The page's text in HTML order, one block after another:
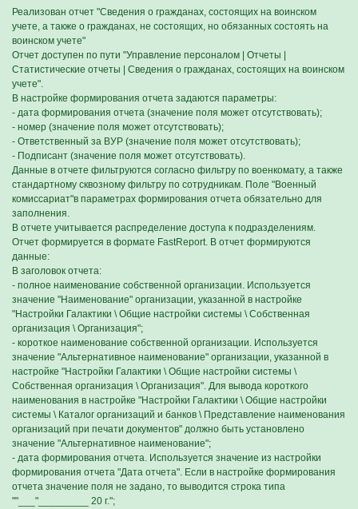
Реализован отчет "Сведения о гражданах, состоящих на воинском
учете, а также о гражданах, не состоящих, но обязанных состоять на
воинском учете"
Отчет доступен по пути "Управление персоналом | Отчеты |
Статистические отчеты | Сведения о гражданах, состоящих на воинском
учете".
В настройке формирования отчета задаются параметры:
- дата формирования отчета (значение поля может отсутствовать);
- номер (значение поля может отсутствовать);
- Ответственный за ВУР (значение поля может отсутствовать);
- Подписант (значение поля может отсутствовать).
Данные в отчете фильтруются согласно фильтру по военкомату, а также
стандартному сквозному фильтру по сотрудникам. Поле "Военный
комиссариат"в параметрах формирования отчета обязательно для
заполнения.
В отчете учитывается распределение доступа к подразделениям.
Отчет формируется в формате FastReport. В отчет формируются
данные:
В заголовок отчета:
- полное наименование собственной организации. Используется
значение "Наименование" организации, указанной в настройке
"Настройки Галактики \ Общие настройки системы \ Собственная
организация \ Организация";
- короткое наименование собственной организации. Используется
значение "Альтернативное наименование" организации, указанной в
настройке "Настройки Галактики \ Общие настройки системы \
Собственная организация \ Организация". Для вывода короткого
наименования в настройке "Настройки Галактики \ Общие настройки
системы \ Каталог организаций и банков \ Представление наименования
организаций при печати документов" должно быть установлено
значение "Альтернативное наименование";
- дата формирования отчета. Используется значение из настройки
формирования отчета "Дата отчета". Если в настройке формирования
отчета значение поля не задано, то выводится строка типа
""___"_________ 20 г.";